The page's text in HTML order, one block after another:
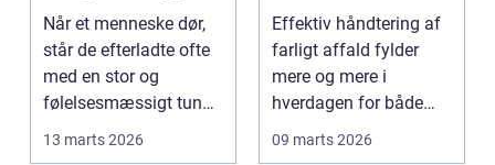
effektiv proces
Når et menneske dør,
står de efterladte ofte
med en stor og
følelsesmæssigt tung
opgave: at få rydde...
13 marts 2026
virksomheden
Effektiv håndtering af
farligt affald fylder
mere og mere i
hverdagen for både
produktionsvirksomhe
09 marts 2026